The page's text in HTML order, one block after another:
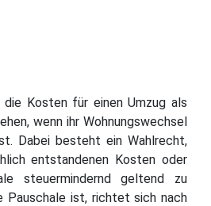
die Kosten für einen Umzug als
wenn ihr Wohnungswechsel
Dabei besteht ein Wahlrecht,
entstandenen Kosten oder
steuermindernd geltend zu
Pauschale ist, richtet sich nach